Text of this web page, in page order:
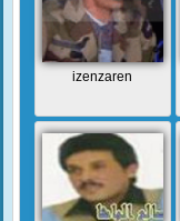
izenzaren